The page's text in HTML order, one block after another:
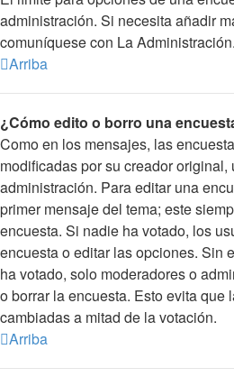
administración. Si necesita añadir
comuníquese con La Administración.
Arriba
¿Cómo edito o borro una
Como en los mensajes, las
modificadas por su creador original,
administración. Para editar una
primer mensaje del tema; este
encuesta. Si nadie ha votado, los
encuesta o editar las opciones. Sin
ha votado, solo moderadores o
o borrar la encuesta. Esto evita que
cambiadas a mitad de la votación.
Arriba